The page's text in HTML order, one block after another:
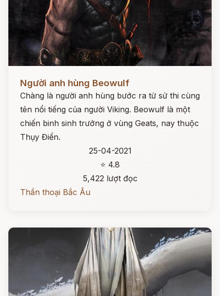
Người anh hùng Beowulf
Chàng là người anh hùng bước ra từ sử thi cùng
tên nổi tiếng của người Viking. Beowulf là một
chiến binh sinh trưởng ở vùng Geats, nay thuộc
Thụy Điển.
25-04-2021
⭐ 4.8
5,422 lượt đọc
Thần thoại Bắc Âu